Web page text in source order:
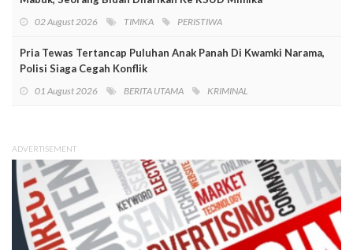
02 August 2026 TIMIKA PERISTIWA
Pria Tewas Tertancap Puluhan Anak Panah Di Kwamki Narama,
Polisi Siaga Cegah Konflik
01 August 2026 BERITA UTAMA KRIMINAL
ADVERTISEMENT